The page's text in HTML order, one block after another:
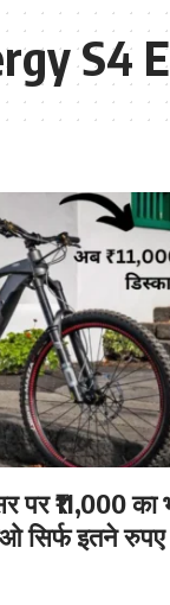
S4
₹11,000 का
सिर्फ इतने